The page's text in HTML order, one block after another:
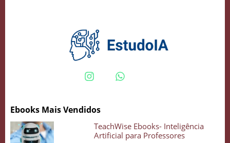
Ebooks Mais Vendidos
TeachWise Ebooks- Inteligência
Artificial para Professores
Crie seu Avatar com Inteligência Artificial
Vidgenie